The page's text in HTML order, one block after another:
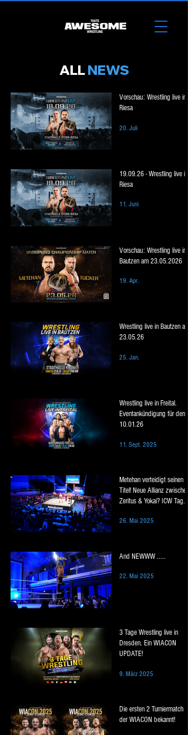
ALLNEWS
Vorschau: Wrestling live in
Riesa
20. Juli
19.09.26 - Wrestling live in
Riesa
11. Juni
Vorschau: Wrestling live in
Bautzen am 23.05.2026
19. Apr.
Wrestling live in Bautzen am
23.05.26
25. Jan.
Wrestling live in Freital.
Eventankündigung für den
10.01.26
11. Sept. 2025
Metehan verteidigt seinen
Titel! Neue Allianz zwischen
Zeritus & Yokai? ICW Tag
26. Mai 2025
And NEWWW .....
22. Mai 2025
3 Tage Wrestling live in
Dresden. Ein WIACON
UPDATE!
9. März 2025
Die ersten 2 Turniermatch
der WIACON bekannt!